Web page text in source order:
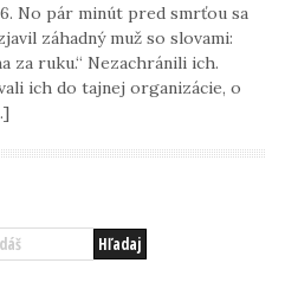
No pár minút pred smrťou sa
záhadný muž so slovami:
za ruku.“ Nezachránili ich.
ich do tajnej organizácie, o